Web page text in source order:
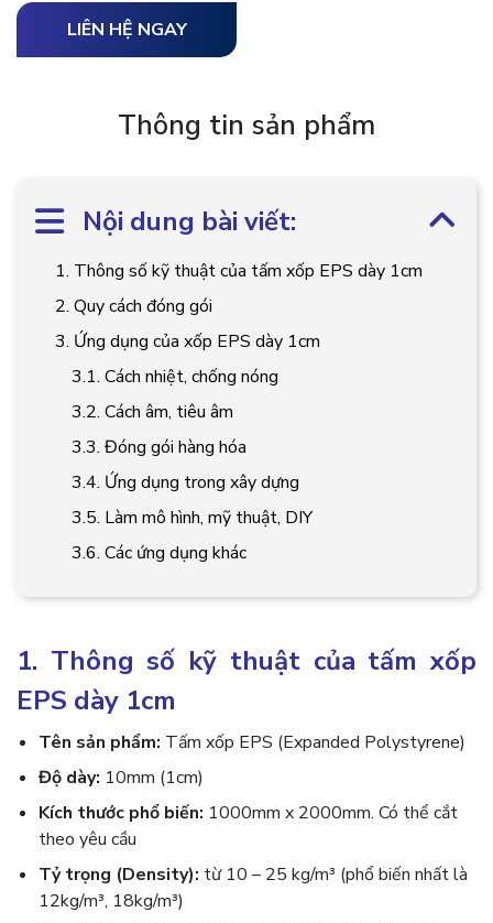
LIÊN HỆ NGAY
Thông tin sản phẩm
Nội dung bài viết:
1. Thông số kỹ thuật của tấm xốp EPS dày 1cm
2. Quy cách đóng gói
3. Ứng dụng của xốp EPS dày 1cm
3.1. Cách nhiệt, chống nóng
3.2. Cách âm, tiêu âm
3.3. Đóng gói hàng hóa
3.4. Ứng dụng trong xây dựng
3.5. Làm mô hình, mỹ thuật, DIY
3.6. Các ứng dụng khác
1. Thông số kỹ thuật của tấm xốp
EPS dày 1cm
Tên sản phẩm: Tấm xốp EPS (Expanded Polystyrene)
Độ dày: 10mm (1cm)
Kích thước phổ biến: 1000mm x 2000mm. Có thể cắt
theo yêu cầu
Tỷ trọng (Density): từ 10 – 25 kg/m³ (phổ biến nhất là
12kg/m³, 18kg/m³)